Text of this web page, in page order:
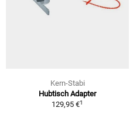
Kern-Stabi
Hubtisch Adapter
129,95 €1